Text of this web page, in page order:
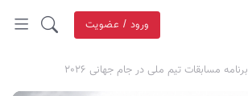
ورود / عضویت
برنامه مسابقات تیم ملی در جام جهانی 2026